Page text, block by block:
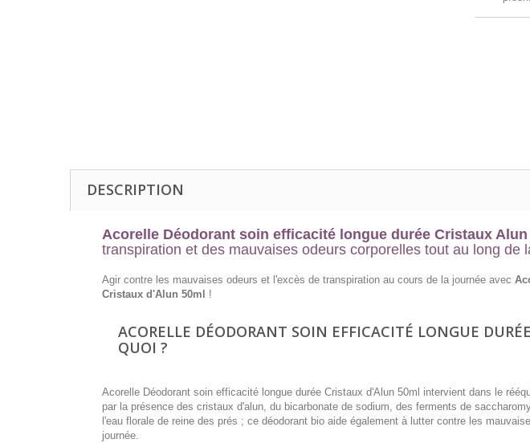
DESCRIPTION
Acorelle Déodorant soin efficacité longue durée Cristaux Alun
transpiration et des mauvaises odeurs corporelles tout au long de
Agir contre les mauvaises odeurs et l'excès de transpiration au cours de la journée avec
Cristaux d'Alun 50ml
!
ACORELLE DÉODORANT SOIN EFFICACITÉ LONGUE
QUOI ?
Acorelle Déodorant soin efficacité longue durée Cristaux d'Alun 50ml intervient dans le
par la présence des cristaux d'alun, du bicarbonate de sodium, des ferments de
l'eau florale de reine des prés ; ce déodorant bio aide également à lutter contre les
journée.